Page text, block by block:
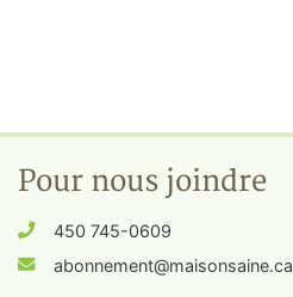
Pour nous joindre
450 745-0609
abonnement@maisonsaine.ca